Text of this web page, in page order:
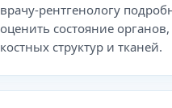
врачу-рентгенологу
оценить состояние органов,
костных структур и тканей.